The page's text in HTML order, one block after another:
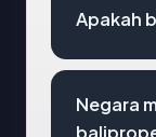
Apakah
Negara